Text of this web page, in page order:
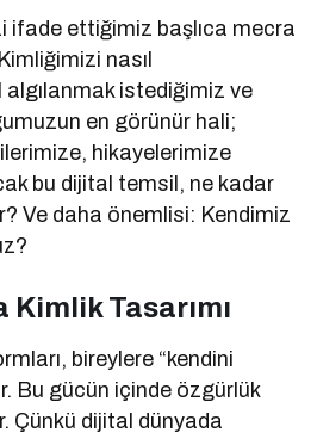
ifade ettiğimiz başlıca mecra
nasıl
algılanmak istediğimiz ve
en görünür hali;
hikayelerimize
bu dijital temsil, ne kadar
Ve daha önemlisi: Kendimiz
Tasarımı
bireylere “kendini
Bu gücün içinde özgürlük
Çünkü dijital dünyada